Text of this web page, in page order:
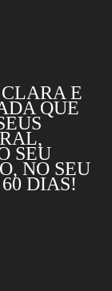
E
QUE
SEU
NO SEU
DIAS!